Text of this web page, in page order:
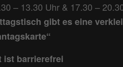
– 13.30 Uhr & 17.30 –
gibt es eine
ist barrierefrei